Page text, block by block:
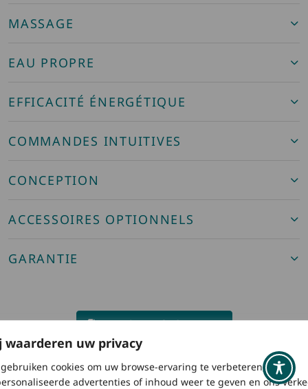
waarderen uw privacy
cookies om uw browse-ervaring te verbeteren,
advertenties of inhoud weer te geven en ons
MASSAGE
EAU PROPRE
EFFICACITÉ ÉNERGÉTIQUE
COMMANDES INTUITIVES
CONCEPTION
ACCESSOIRES OPTIONNELS
GARANTIE
Voir les spécifications